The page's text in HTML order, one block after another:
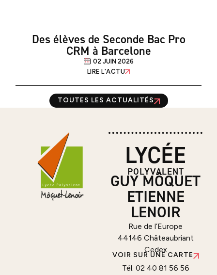
Des élèves de Seconde Bac Pro
CRM à Barcelone
02 JUIN 2026
LIRE L'ACTU
TOUTES LES ACTUALITÉS
LYCÉE
POLYVALENT
GUY MÔQUET
ETIENNE
LENOIR
Rue de l’Europe
44146 Châteaubriant
Cedex
VOIR SUR UNE CARTE
Tél. 02 40 81 56 56